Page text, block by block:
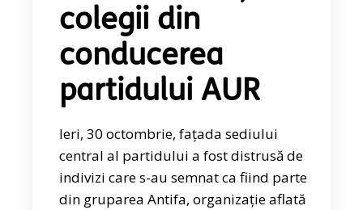
colegii din
conducerea
partidului AUR
Ieri, 30 octombrie, fațada sediului
central al partidului a fost distrusă de
indivizi care s-au semnat ca fiind parte
din gruparea Antifa, organizație aflată